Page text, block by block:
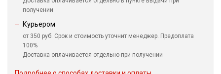
получении
Курьером
от 350 руб. Срок и стоимость уточнит менеджер. Предоплата
100%
Доставка оплачивается отдельно при получении